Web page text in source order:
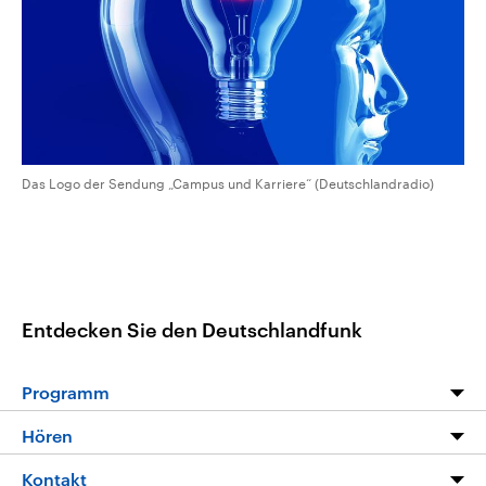
CDU, SPD und FDP regiert.-
Umfragen, Prognosen,
Wahlprogramme, aktuelle Berichte
und Hintergründe zu den Parteien
und Kandidaten der anstehenden
aktuelle Weltgeschehen.
Sendungen Programm Podcasts
Audio-Archiv
Das Logo der Sendung „Campus und Karriere“ (Deutschlandradio)
Entdecken Sie den Deutschlandfunk
Programm
Programm
Hören
Livestream
Kontakt